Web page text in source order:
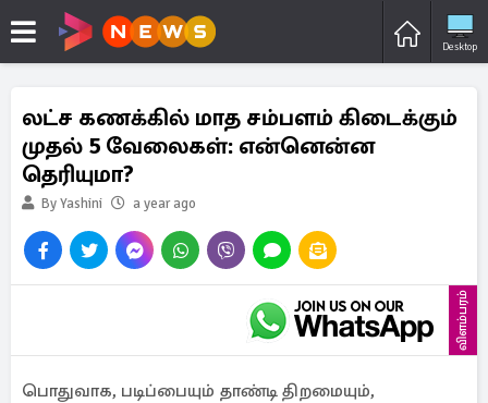
Desktop
லட்ச கணக்கில் மாத சம்பளம் கிடைக்கும்
முதல் 5 வேலைகள்: என்னென்ன
தெரியுமா?
By Yashini a year ago
விளம்பரம்
பொதுவாக, படிப்பையும் தாண்டி திறமையும்,